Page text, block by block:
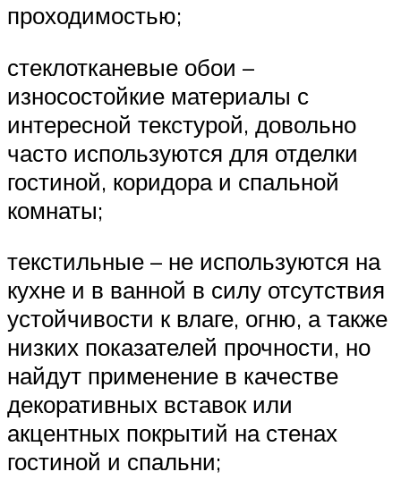
проходимостью;
стеклотканевые обои –
износостойкие материалы с
интересной текстурой, довольно
часто используются для отделки
гостиной, коридора и спальной
комнаты;
текстильные – не используются на
кухне и в ванной в силу отсутствия
устойчивости к влаге, огню, а также
низких показателей прочности, но
найдут применение в качестве
декоративных вставок или
акцентных покрытий на стенах
гостиной и спальни;